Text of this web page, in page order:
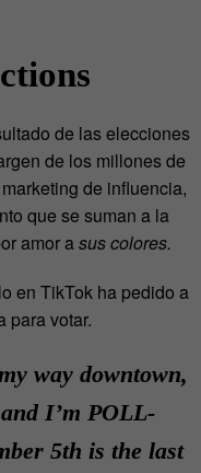
de las elecciones
de los millones de
de influencia,
que se suman a la
amor asus colores.
en TikTok ha pedido a
para votar.
way downtown,
I’m POLL-
5th is the last